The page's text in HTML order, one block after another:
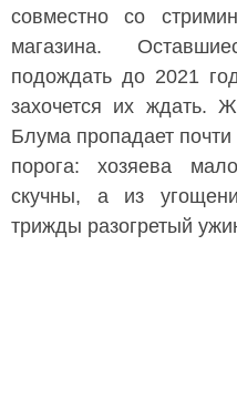
совместно со
магазина.
подождать до 2021
захочется их ждать.
Блума пропадает
порога: хозяева
скучны, а из
трижды разогретый